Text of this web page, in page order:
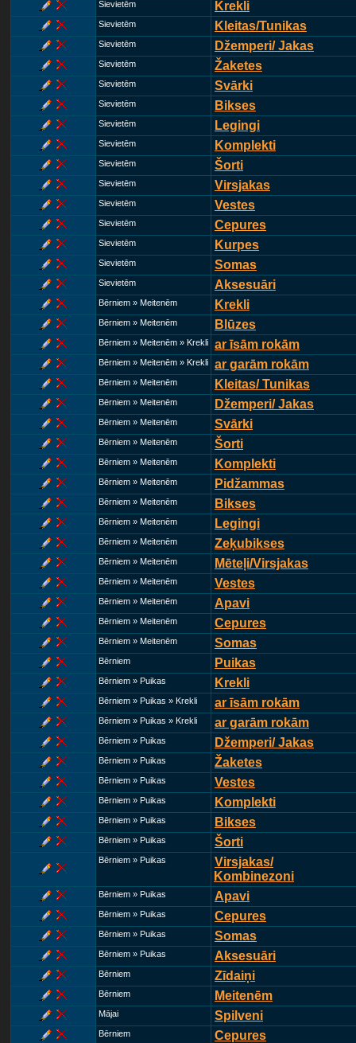
Sievietēm Krekli
Sievietēm Kleitas/Tunikas
Sievietēm Džemperi/ Jakas
Sievietēm Žaketes
Sievietēm Svārki
Sievietēm Bikses
Sievietēm Legingi
Sievietēm Komplekti
Sievietēm Šorti
Sievietēm Virsjakas
Sievietēm Vestes
Sievietēm Cepures
Sievietēm Kurpes
Sievietēm Somas
Sievietēm Aksesuāri
Bērniem » Meitenēm Krekli
Bērniem » Meitenēm Blūzes
Bērniem » Meitenēm » Krekli ar īsām rokām
Bērniem » Meitenēm » Krekli ar garām rokām
Bērniem » Meitenēm Kleitas/ Tunikas
Bērniem » Meitenēm Džemperi/ Jakas
Bērniem » Meitenēm Svārki
Bērniem » Meitenēm Šorti
Bērniem » Meitenēm Komplekti
Bērniem » Meitenēm Pidžammas
Bērniem » Meitenēm Bikses
Bērniem » Meitenēm Legingi
Bērniem » Meitenēm Zeķubikses
Bērniem » Meitenēm Mēteļi/Virsjakas
Bērniem » Meitenēm Vestes
Bērniem » Meitenēm Apavi
Bērniem » Meitenēm Cepures
Bērniem » Meitenēm Somas
Bērniem Puikas
Bērniem » Puikas Krekli
Bērniem » Puikas » Krekli ar īsām rokām
Bērniem » Puikas » Krekli ar garām rokām
Bērniem » Puikas Džemperi/ Jakas
Bērniem » Puikas Žaketes
Bērniem » Puikas Vestes
Bērniem » Puikas Komplekti
Bērniem » Puikas Bikses
Bērniem » Puikas Šorti
Bērniem » Puikas
Virsjakas/
Kombinezoni
Bērniem » Puikas Apavi
Bērniem » Puikas Cepures
Bērniem » Puikas Somas
Bērniem » Puikas Aksesuāri
Bērniem Zīdaiņi
Bērniem Meitenēm
Mājai Spilveni
Bērniem Cepures